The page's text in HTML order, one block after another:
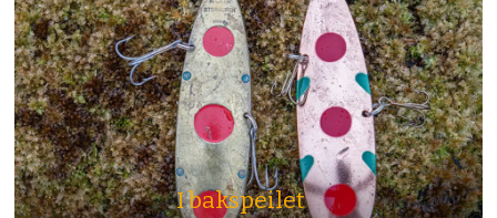
I bakspeilet